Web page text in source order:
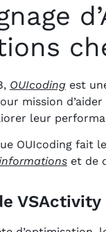
OUIcoding est
mission
leur
OUIcoding fait
et de